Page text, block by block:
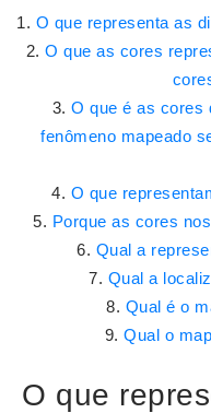
O que representa as
O que as cores
O que é as cores
fenômeno mapeado
O que
Porque as cores
Qual a
Qual a
Qual é o
Qual o
O que